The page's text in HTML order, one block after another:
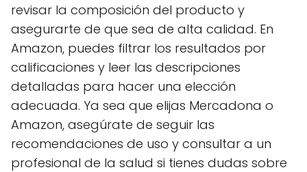
revisar la composición del producto y
asegurarte de que sea de alta calidad. En
Amazon, puedes filtrar los resultados por
calificaciones y leer las descripciones
detalladas para hacer una elección
adecuada. Ya sea que elijas Mercadona o
Amazon, asegúrate de seguir las
recomendaciones de uso y consultar a un
profesional de la salud si tienes dudas sobre